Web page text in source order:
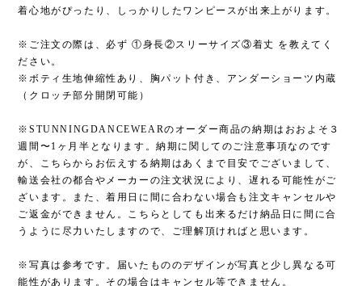
着心地がぴったり、しっかりしたワンピースが出来上がります。
※ご注文の際は、必ず ①身長②スリーサイズ③着丈 を教えてく
ださい。
※ボティ生地伸縮性あり、胸パット付き、アンダーショーツ内蔵
（クロッチ部分開閉可能）
※STUNNINGDANCEWEARのオーダー商品の納期はおおよそ３
週間〜1ヶ月半となります。納期に関してのご注意事項なのです
が、こちらからお伝えする納期はあくまで目安でございまして、
輸送会社の都合やメーカーの注文状況により、遅れる可能性がご
ざいます。また、着用日に間に合わない場合も注文キャンセルや
ご返金ができません。こちらとしても出来るだけ納品日に間に合
うように尽力いたしますので、ご理解頂ければと思います。
※写真は参考です。届いたもののデザインが写真と少し異なる可
能性があります。その場合はキャンセル等できません。